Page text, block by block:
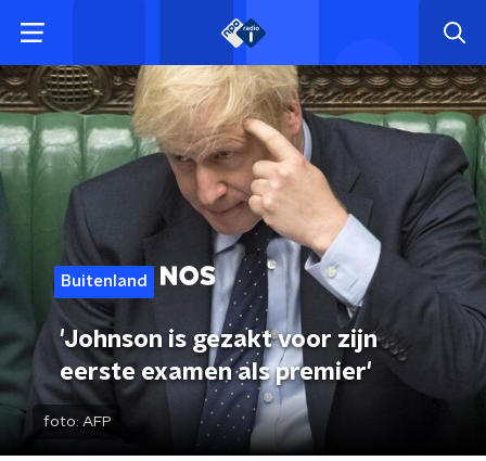
Buitenland
'Johnson is gezakt voor zijn
eerste examen als premier'
foto: AFP